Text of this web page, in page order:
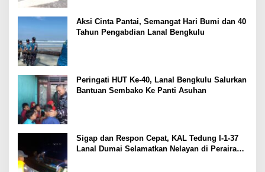
Aksi Cinta Pantai, Semangat Hari Bumi dan 40
Tahun Pengabdian Lanal Bengkulu
Peringati HUT Ke-40, Lanal Bengkulu Salurkan
Bantuan Sembako Ke Panti Asuhan
Sigap dan Respon Cepat, KAL Tedung I-1-37
Lanal Dumai Selamatkan Nelayan di Perairan